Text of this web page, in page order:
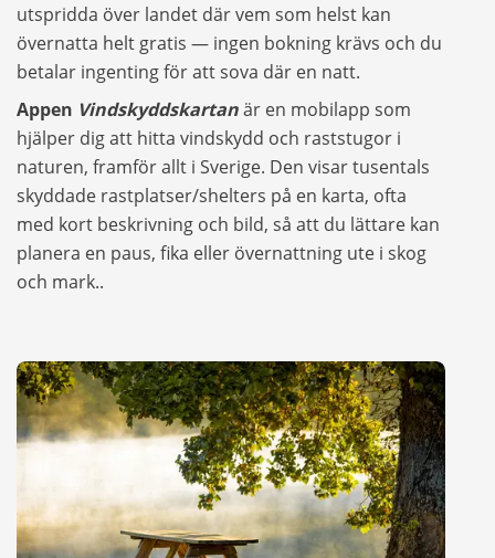
utspridda över landet där vem som helst kan
övernatta helt gratis — ingen bokning krävs och du
betalar ingenting för att sova där en natt.
Appen Vindskyddskartanär en mobilapp som
hjälper dig att hitta vindskydd och raststugor i
naturen, framför allt i Sverige. Den visartusentals
skyddade rastplatser/shelters på en karta, ofta
med kort beskrivning och bild, så att du lättare kan
planera en paus, fika eller övernattning ute i skog
och mark..